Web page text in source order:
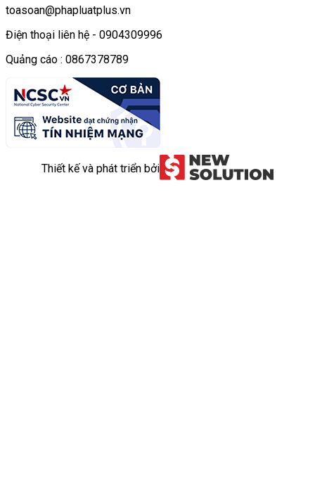
toasoan@phapluatplus.vn
Điện thoại liên hệ - 0904309996
Quảng cáo : 0867378789
Thiết kế và phát triển bởi